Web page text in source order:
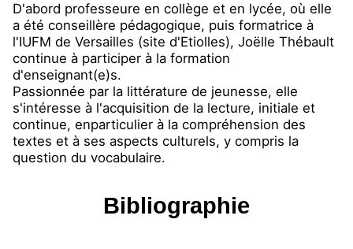
D'abord professeure en collège et en lycée, où elle
a été conseillère pédagogique, puis formatrice à
l'IUFM de Versailles (site d'Etiolles), Joëlle Thébault
continue à participer à la formation
d'enseignant(e)s.
Passionnée par la littérature de jeunesse, elle
s'intéresse à l'acquisition de la lecture, initiale et
continue, enparticulier à la compréhension des
textes et à ses aspects culturels, y compris la
question du vocabulaire.
Bibliographie